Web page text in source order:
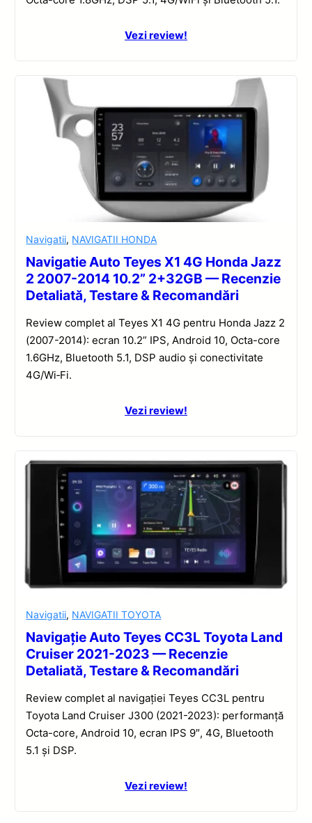
Vezi review!
Navigatii, NAVIGATII HONDA
Navigatie Auto Teyes X1 4G Honda Jazz
2 2007-2014 10.2” 2+32GB — Recenzie
Detaliată, Testare & Recomandări
Review complet al Teyes X1 4G pentru Honda Jazz 2
(2007-2014): ecran 10.2” IPS, Android 10, Octa-core
1.6GHz, Bluetooth 5.1, DSP audio și conectivitate
4G/Wi‑Fi.
Vezi review!
Navigatii, NAVIGATII TOYOTA
Navigație Auto Teyes CC3L Toyota Land
Cruiser 2021-2023 — Recenzie
Detaliată, Testare & Recomandări
Review complet al navigației Teyes CC3L pentru
Toyota Land Cruiser J300 (2021-2023): performanță
Octa-core, Android 10, ecran IPS 9″, 4G, Bluetooth
5.1 și DSP.
Vezi review!